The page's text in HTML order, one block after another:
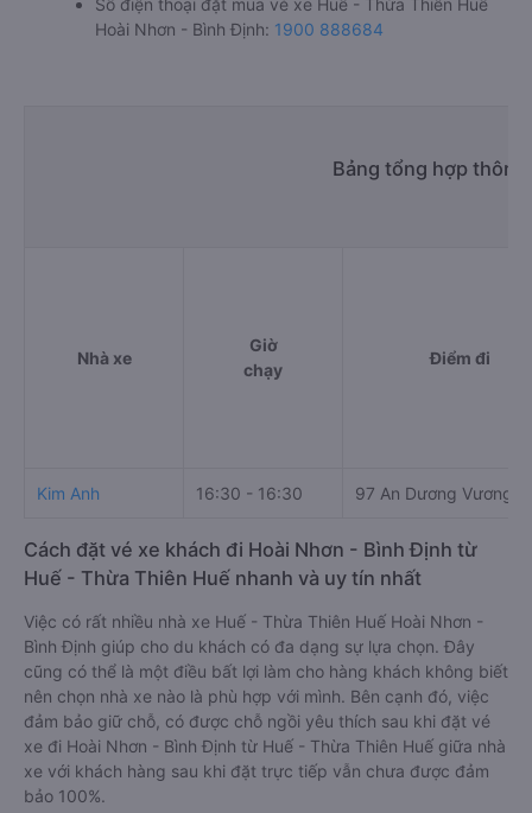
Số điện thoại đặt mua vé xe Huế - Thừa Thiên Huế
Hoài Nhơn - Bình Định: 1900 888684
Bảng tổng hợp
Nhà xe
Giờ
chạy
Điểm đi
Kim Anh 16:30 - 16:30 97 An Dương Vương
Cách đặt vé xe khách đi Hoài Nhơn - Bình Định từ
Huế - Thừa Thiên Huế nhanh và uy tín nhất
Việc có rất nhiều nhà xe Huế - Thừa Thiên Huế Hoài Nhơn -
Bình Định giúp cho du khách có đa dạng sự lựa chọn. Đây
cũng có thể là một điều bất lợi làm cho hàng khách không biết
nên chọn nhà xe nào là phù hợp với mình. Bên cạnh đó, việc
đảm bảo giữ chỗ, có được chỗ ngồi yêu thích sau khi đặt vé
xe đi Hoài Nhơn - Bình Định từ Huế - Thừa Thiên Huế giữa nhà
xe với khách hàng sau khi đặt trực tiếp vẫn chưa được đảm
bảo 100%.